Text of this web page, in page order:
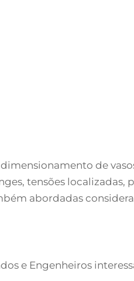
de
tensões
abordadas
e Engenheiros